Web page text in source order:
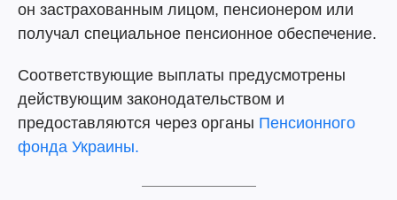
он застрахованным лицом, пенсионером или
получал специальное пенсионное обеспечение.
Соответствующие выплаты предусмотрены
действующим законодательством и
предоставляются через органы Пенсионного
фонда Украины.